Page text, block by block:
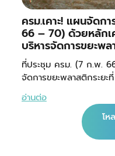
ครม.เคาะ! แผนจัดก
66 – 70) ด้วยหลัก
บริหารจัดการขยะพ
ที่ประชุม ครม. (7 ก.พ.
จัดการขยะพลาสติกระย
อ่านต่อ
โห